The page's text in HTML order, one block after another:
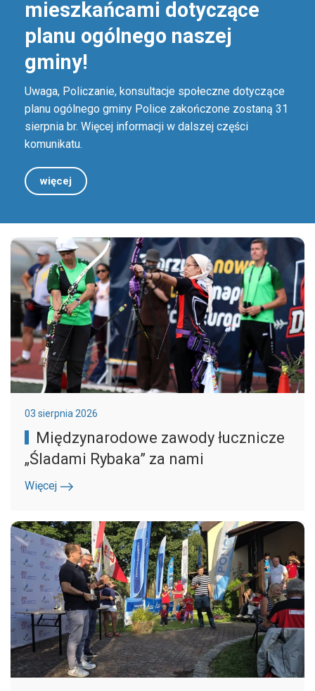
mieszkańcami dotyczące
planu ogólnego naszej
gminy!
Uwaga, Policzanie, konsultacje społeczne dotyczące
planu ogólnego gminy Police zakończone zostaną 31
sierpnia br. Więcej informacji w dalszej części
komunikatu.
więcej
03 sierpnia 2026
Międzynarodowe zawody łucznicze
„Śladami Rybaka” za nami
Więcej